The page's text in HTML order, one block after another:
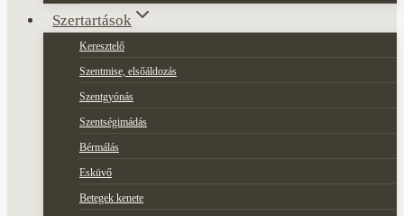
Szertartások
Keresztelő
Szentmise, elsőáldozás
Szentgyónás
Szentségimádás
Bérmálás
Esküvő
Betegek kenete